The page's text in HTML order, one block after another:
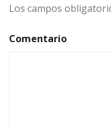
Los campos
Comentario